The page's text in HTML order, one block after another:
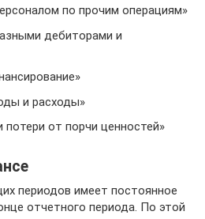
по прочим операциям»
дебиторами и
и расходы»
потери от порчи ценностей»
периодов имеет постоянное
отчетного периода. По этой